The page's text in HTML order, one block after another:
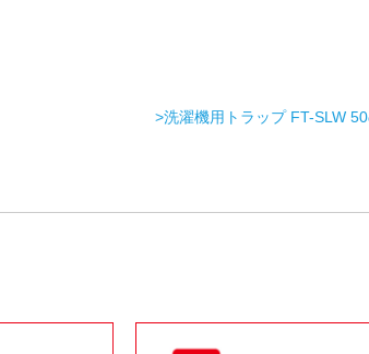
>洗濯機用トラップ FT-SLW